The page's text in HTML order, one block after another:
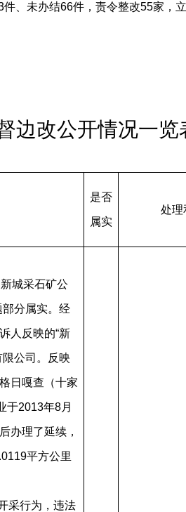
、未办结66件，责令整改55家，
边改公开情况一览
是否
属实
处理
城采石矿公
部分属实。经
人反映的“新
公司。反映
日嘎查（十家
于2013年8月
办理了延续，
平方公里
采行为，违法